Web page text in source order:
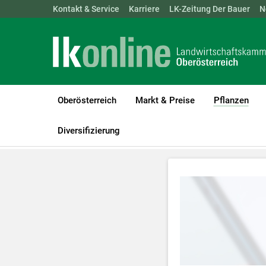
Landwirtschaftskammern: ÖSTERREICH BGLD KTN
Kontakt & Service Karriere LK-Zeitung Der Bauer
Oberösterreich Markt & Preise Pflanzen
Diversifizierung
LK Oberösterreich Pflanzen
Zum
Für weitere